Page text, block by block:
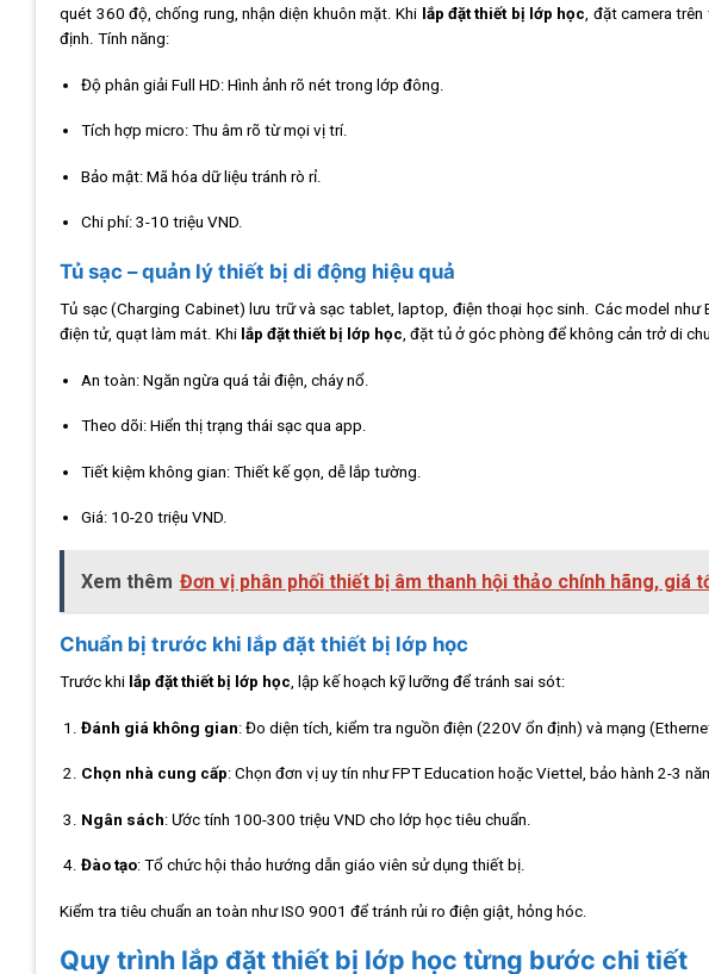
quét 360 độ, chống rung, nhận diện khuôn mặt. Khi lắp đặt thiết bị lớp học, đặt camera
định. Tính năng:
Độ phân giải Full HD: Hình ảnh rõ nét trong lớp đông.
Tích hợp micro: Thu âm rõ từ mọi vị trí.
Bảo mật: Mã hóa dữ liệu tránh rò rỉ.
Chi phí: 3-10 triệu VND.
Tủ sạc – quản lý thiết bị di động hiệu quả
Tủ sạc (Charging Cabinet) lưu trữ và sạc tablet, laptop, điện thoại học sinh. Các model
điện tử, quạt làm mát. Khi lắp đặt thiết bị lớp học, đặt tủ ở góc phòng để không cản trở di
An toàn: Ngăn ngừa quá tải điện, cháy nổ.
Theo dõi: Hiển thị trạng thái sạc qua app.
Tiết kiệm không gian: Thiết kế gọn, dễ lắp tường.
Giá: 10-20 triệu VND.
Xem thêm Đơn vị phân phối thiết bị âm thanh hội thảo chính hãng, giá
Chuẩn bị trước khi lắp đặt thiết bị lớp học
Trước khi lắp đặt thiết bị lớp học, lập kế hoạch kỹ lưỡng để tránh sai sót:
Đánh giá không gian: Đo diện tích, kiểm tra nguồn điện (220V ổn định) và mạng
Chọn nhà cung cấp: Chọn đơn vị uy tín như FPT Education hoặc Viettel, bảo hành 2-3
Ngân sách: Ước tính 100-300 triệu VND cho lớp học tiêu chuẩn.
Đào tạo: Tổ chức hội thảo hướng dẫn giáo viên sử dụng thiết bị.
Kiểm tra tiêu chuẩn an toàn như ISO 9001 để tránh rủi ro điện giật, hỏng hóc.
Quy trình lắp đặt thiết bị lớp học từng bước chi tiết